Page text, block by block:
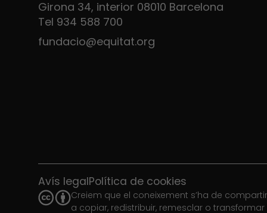
Girona 34, interior 08010 Barcelona
Tel 934 588 700
fundacio@equitat.org
Avís legalPolítica de cookies
Creiem que el coneixement s’ha de
a copiar, redistribuir, remesclar o